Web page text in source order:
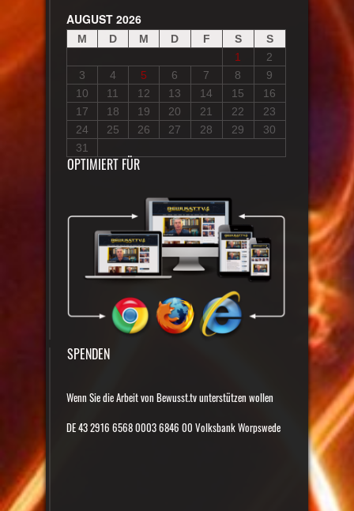
AUGUST 2026
M D M D F S
S
1
2
3
4 5 6 7 8
9
10
11 12 13 14 15
16
17
18 19 20 21 22
23
24
25 26 27 28 29
30
31
OPTIMIERT FÜR
SPENDEN
Wenn Sie die Arbeit von Bewusst.tv unterstützen wollen
DE 43 2916 6568 0003 6846 00 Volksbank Worpswede